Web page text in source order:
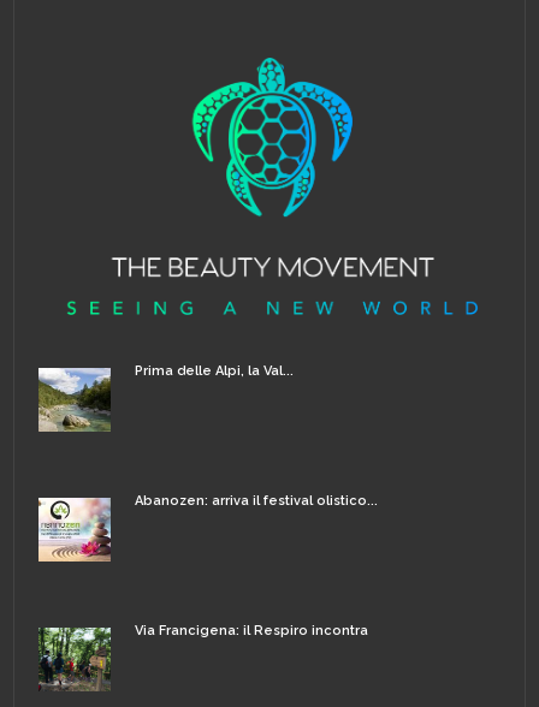
Prima delle Alpi, la Val...
Abanozen: arriva il festival olistico...
Via Francigena: il Respiro incontra